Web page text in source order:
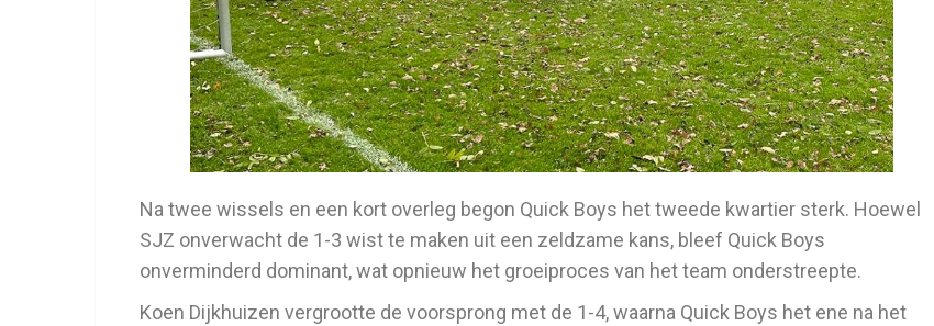
Na twee wissels en een kort overleg begon Quick Boys het tweede kwartier sterk. Hoewel
SJZ onverwacht de 1-3 wist te maken uit een zeldzame kans, bleef Quick Boys
onverminderd dominant, wat opnieuw het groeiproces van het team onderstreepte.
Koen Dijkhuizen vergrootte de voorsprong met de 1-4, waarna Quick Boys het ene na het